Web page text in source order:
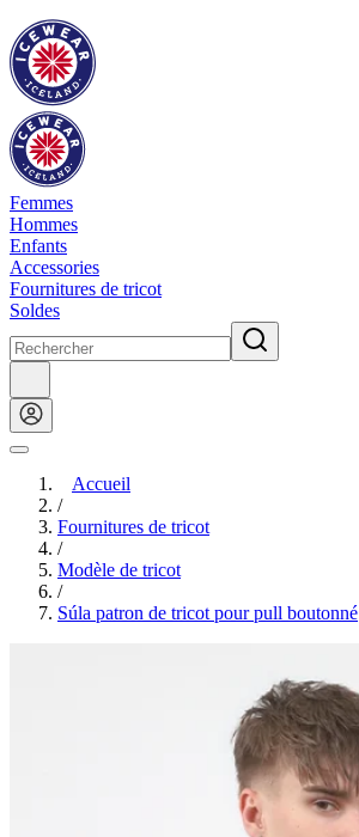
Femmes
Hommes
Enfants
Accessories
Fournitures de tricot
Soldes
Accueil
/
Fournitures de tricot
/
Modèle de tricot
/
Súla patron de tricot pour pull boutonné